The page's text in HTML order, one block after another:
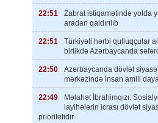
22:51
Zabrat istiqamətində yolda
aradan qaldırılıb
22:51
Türkiyəli hərbi qulluqçular
birlikdə Azərbaycanda
22:50
Azərbaycanda dövlət
mərkəzində insan amili
22:49
Məlahət İbrahimqızı:
layihələrin icrası dövlət
prioritetidir